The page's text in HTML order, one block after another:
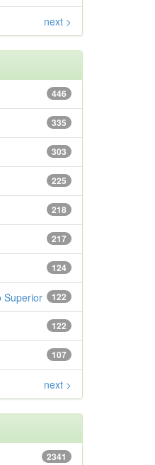
next >
446
335
303
225
218
217
124
122
Superior
122
107
next >
2341